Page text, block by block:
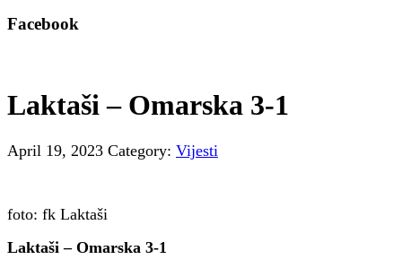
Facebook
Laktaši – Omarska 3-1
April 19, 2023 Category: Vijesti
foto: fk Laktaši
Laktaši – Omarska 3-1